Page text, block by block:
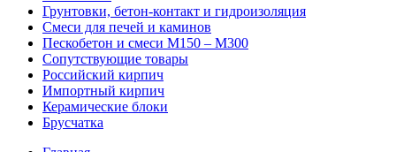
Грунтовки, бетон-контакт и гидроизоляция
Смеси для печей и каминов
Пескобетон и смеси М150 – М300
Сопутствующие товары
Российский кирпич
Импортный кирпич
Керамические блоки
Брусчатка